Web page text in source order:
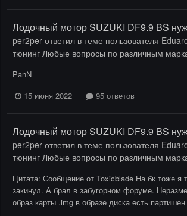
Лодочный мотор SUZUKI DF9.9 BS
per2per ответил в теме пользователя
тюнинг Любые вопросы по различным
PanN
15 июня 2022
95 ответов
Лодочный мотор SUZUKI DF9.9 BS
per2per ответил в теме пользователя
тюнинг Любые вопросы по различным
Цитата: Сообщение от Toxicblade На бк тоже я
закинул. А брал в забугорном форуме.
образ карты .img в образе диска есть